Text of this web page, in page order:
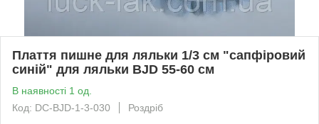
Плаття пишне для ляльки 1/3 см "сапфіровий
синій" для ляльки BJD 55-60 см
В наявності 1 од.
Код: DC-BJD-1-3-030
Роздріб